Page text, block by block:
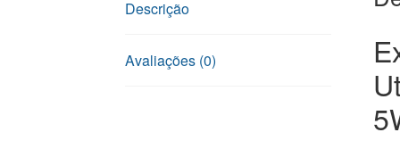
Descrição
Avaliações (0)